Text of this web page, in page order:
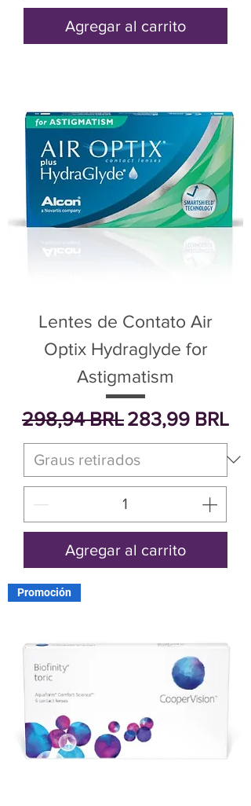
Agregar al carrito
Lentes de Contato Air
Optix Hydraglyde for
Astigmatism
Precio
298,94 BRLPrecio de oferta
283,99 BRL
Agregar al carrito
Promoción